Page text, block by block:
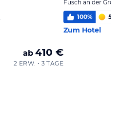
ab 410 €
2 ERW. • 3 TAGE
100% 5,9
Zum Hotel